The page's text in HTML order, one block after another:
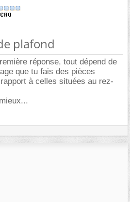
plafond
réponse, tout dépend de
que tu fais des pièces
à celles situées au rez-